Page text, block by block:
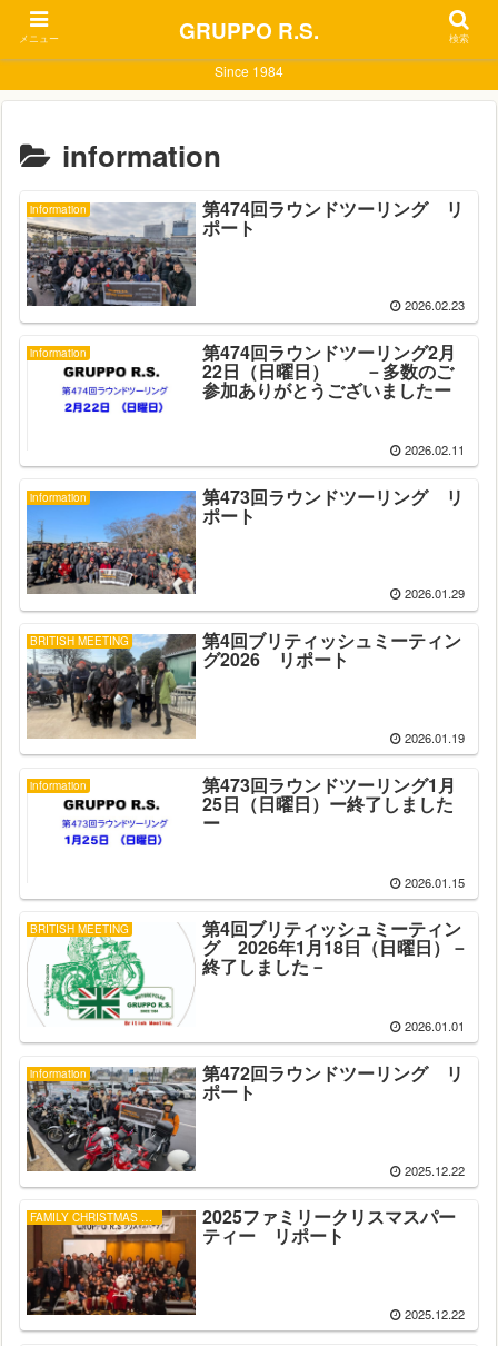
Since 1984
information
information 第474回ラウンドツーリング リ
ポート
2026.02.23
information 第474回ラウンドツーリング2月
22日（日曜日） －多数のご
参加ありがとうございましたー
2026.02.11
information 第473回ラウンドツーリング リ
ポート
2026.01.29
BRITISH MEETING 第4回ブリティッシュミーティン
グ2026 リポート
2026.01.19
information 第473回ラウンドツーリング1月
25日（日曜日）ー終了しました
ー
2026.01.15
BRITISH MEETING 第4回ブリティッシュミーティン
グ 2026年1月18日（日曜日）－
終了しました－
2026.01.01
information 第472回ラウンドツーリング リ
ポート
2025.12.22
FAMILY CHRISTMAS PARTY 2025ファミリークリスマスパー
ティー リポート
2025.12.22
メニュー GRUPPO R.S. 検索